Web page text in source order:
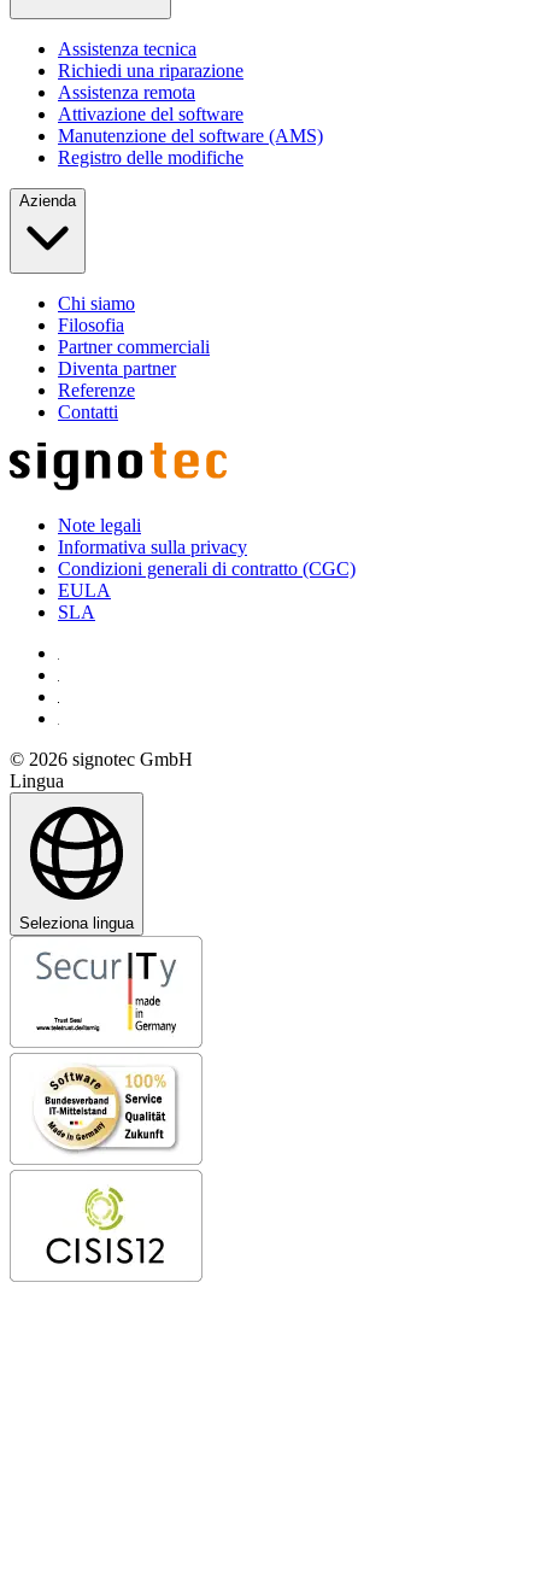
Assistenza tecnica
Richiedi una riparazione
Assistenza remota
Attivazione del software
Manutenzione del software (AMS)
Registro delle modifiche
Azienda
Chi siamo
Filosofia
Partner commerciali
Diventa partner
Referenze
Contatti
Note legali
Informativa sulla privacy
Condizioni generali di contratto (CGC)
EULA
SLA
© 2026 signotec GmbH
Lingua
Seleziona lingua